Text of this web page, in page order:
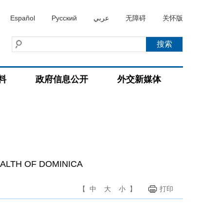
Español Русский عربي 无障碍 关怀版
政府信息公开 外交新媒体
OF DOMINICA
【 中 大 小 】 打印